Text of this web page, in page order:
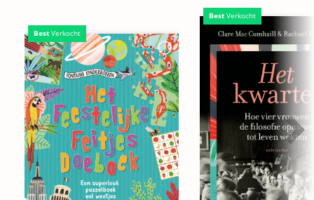
Best Verkocht
Best Verkocht